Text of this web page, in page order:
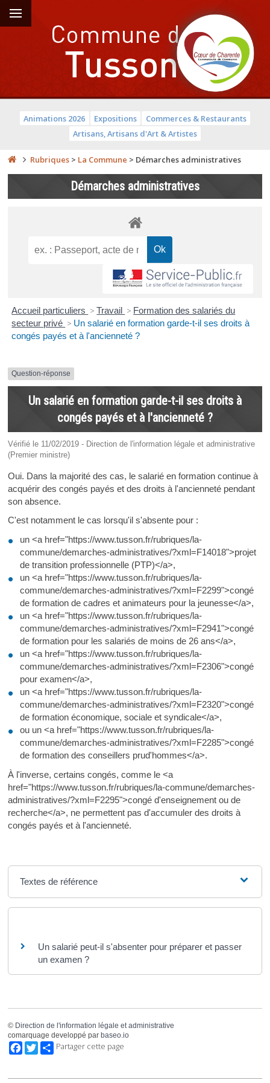
Animations 2026 Expositions
Commerces & Restaurants
Artisans, Artisans d'Art & Artistes
Rubriques > La Commune > Démarches administratives
Démarches administratives
Accueil particuliers > Travail > Formation des salariés du
secteur privé > Un salarié en formation garde-t-il ses droits à
congés payés et à l'ancienneté ?
Question-réponse
Un salarié en formation garde-t-il ses droits à
congés payés et à l'ancienneté ?
Vérifié le 11/02/2019 - Direction de l'information légale et administrative
(Premier ministre)
Oui. Dans la majorité des cas, le salarié en formation continue à
acquérir des congés payés et des droits à l'ancienneté pendant
son absence.
C'est notamment le cas lorsqu'il s'absente pour :
un <a href="https://www.tusson.fr/rubriques/la-
commune/demarches-administratives/?xml=F14018">projet
de transition professionnelle (PTP)</a>,
un <a href="https://www.tusson.fr/rubriques/la-
commune/demarches-administratives/?xml=F2299">congé
de formation de cadres et animateurs pour la jeunesse</a>,
un <a href="https://www.tusson.fr/rubriques/la-
commune/demarches-administratives/?xml=F2941">congé
de formation pour les salariés de moins de 26 ans</a>,
un <a href="https://www.tusson.fr/rubriques/la-
commune/demarches-administratives/?xml=F2306">congé
pour examen</a>,
un <a href="https://www.tusson.fr/rubriques/la-
commune/demarches-administratives/?xml=F2320">congé
de formation économique, sociale et syndicale</a>,
ou un <a href="https://www.tusson.fr/rubriques/la-
commune/demarches-administratives/?xml=F2285">congé
de formation des conseillers prud'hommes</a>.
À l'inverse, certains congés, comme le <a
href="https://www.tusson.fr/rubriques/la-commune/demarches-
administratives/?xml=F2295">congé d'enseignement ou de
recherche</a>, ne permettent pas d'accumuler des droits à
congés payés et à l'ancienneté.
Textes de référence
Un salarié peut-il s'absenter pour préparer et passer
un examen ?
© Direction de l'information légale et administrative
comarquage developpé par baseo.io
FacebookTwitterPartager cette page